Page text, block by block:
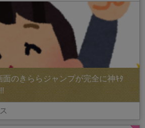
のきららジャンプが完全に神ｷﾀ